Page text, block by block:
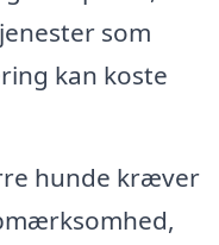
som
kan koste
hunde kræver